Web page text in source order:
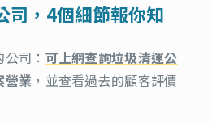
司，4個細節報你知
司： 可上網查詢垃圾清運公
營業 ，並查看過去的顧客評價